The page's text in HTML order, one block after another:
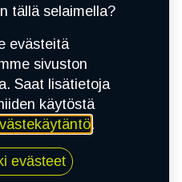
GSI-6
tällä selaimella?
evästeitä
sivuston
Saat lisätietoja
käytöstä
.
evästeet